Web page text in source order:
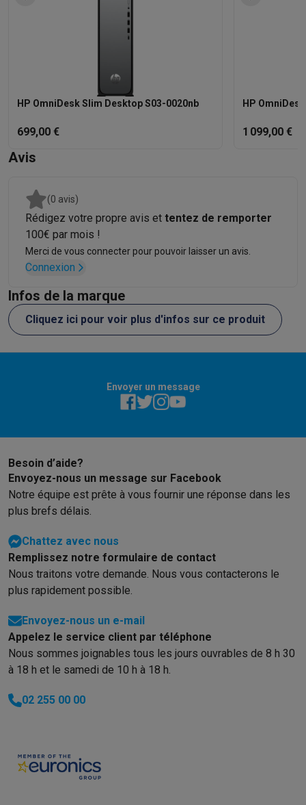
HP OmniDesk Slim Desktop S03-0020nb
699,00 €
HP
1 099,00 €
Avis
(0 avis)
Rédigez votre propre avis et tentez de remporter
100€ par mois !
Merci de vous connecter pour pouvoir laisser un avis.
Connexion
Infos de la marque
Cliquez ici pour voir plus d'infos sur ce produit
Envoyer un message
Besoin d’aide?
Envoyez-nous un message sur Facebook
Notre équipe est prête à vous fournir une réponse dans les
plus brefs délais.
Chattez avec nous
Remplissez notre formulaire de contact
Nous traitons votre demande. Nous vous contacterons le
plus rapidement possible.
Envoyez-nous un e-mail
Appelez le service client par téléphone
Nous sommes joignables tous les jours ouvrables de 8 h 30
à 18 h et le samedi de 10 h à 18 h.
02 255 00 00